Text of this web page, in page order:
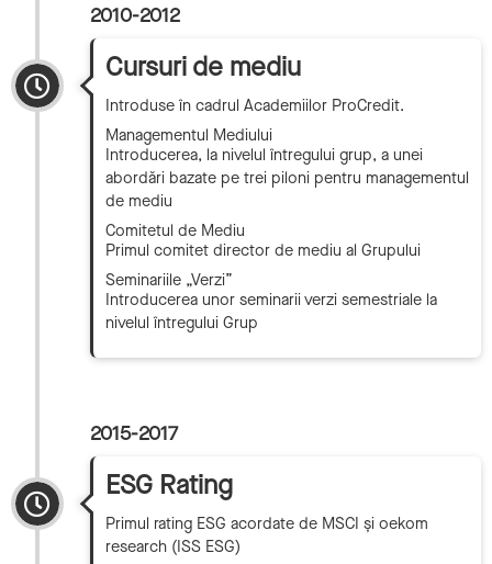
2010-2012
Cursuri de mediu
Introduse în cadrul Academiilor ProCredit.
Managementul Mediului
Introducerea, la nivelul întregului grup, a unei
abordări bazate pe trei piloni pentru managementul
de mediu
Comitetul de Mediu
Primul comitet director de mediu al Grupului
Seminariile „Verzi”
Introducerea unor seminarii verzi semestriale la
nivelul întregului Grup
2015-2017
ESG Rating
Primul rating ESG acordate de MSCI și oekom
research (ISS ESG)